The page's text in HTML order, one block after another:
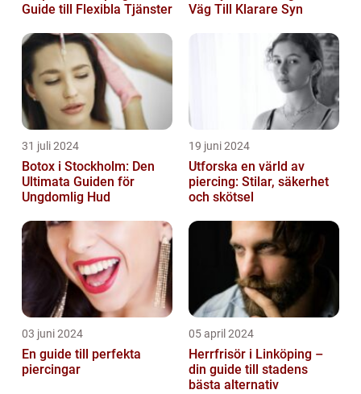
Guide till Flexibla Tjänster
Väg Till Klarare Syn
31 juli 2024
Botox i Stockholm: Den
Ultimata Guiden för
Ungdomlig Hud
19 juni 2024
Utforska en värld av
piercing: Stilar, säkerhet
och skötsel
03 juni 2024
En guide till perfekta
piercingar
05 april 2024
Herrfrisör i Linköping –
din guide till stadens
bästa alternativ